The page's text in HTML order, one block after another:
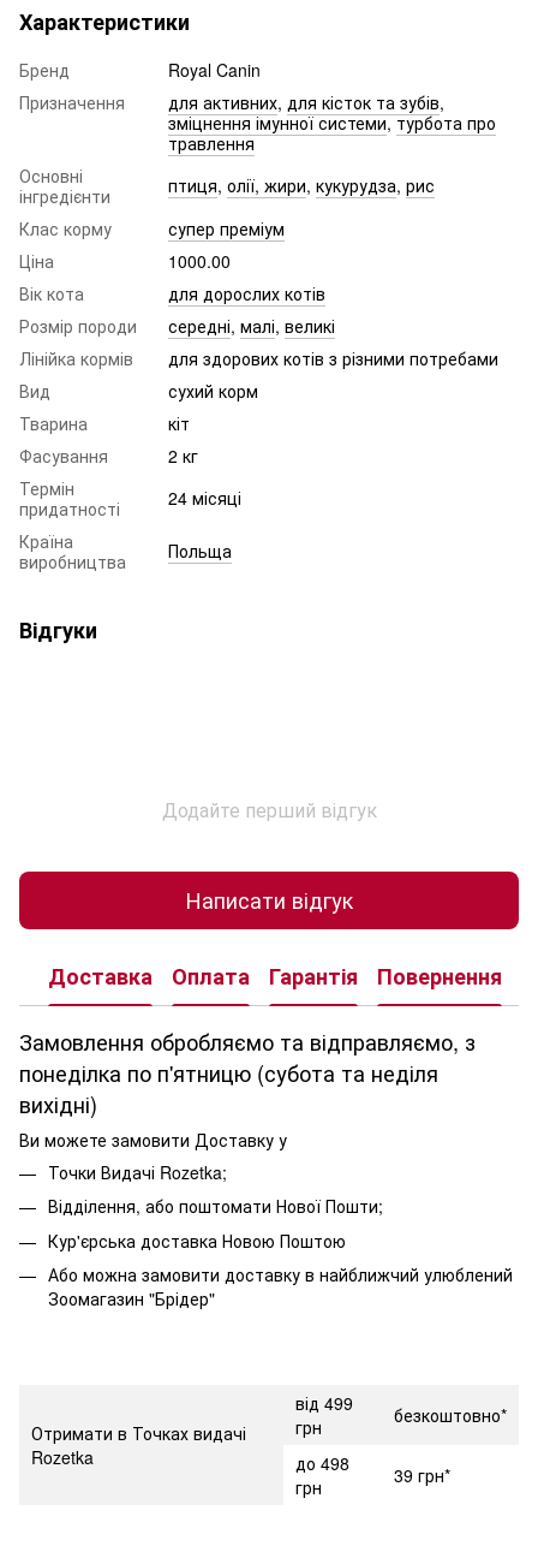
Характеристики
Бренд
Royal Canin
Призначення
для активних, для кісток та зубів,
зміцнення імунної системи,турбота про
травлення
Основні
інгредієнти
птиця, олії, жири, кукурудза, рис
Клас корму
супер преміум
Ціна
1000.00
Вік кота
для дорослих котів
Розмір породи
середні, малі, великі
Лінійка кормів
для здорових котів з різними потребами
Вид
сухий корм
Тварина
кіт
Фасування
2 кг
Термін
придатності
24 місяці
Країна
виробництва
Польща
Відгуки
Додайте перший відгук
Написати відгук
Доставка Оплата Гарантія Повернення
Замовлення обробляємо та відправляємо, з
понеділка по п'ятницю (субота та неділя
вихідні)
Ви можете замовити Доставку у
Точки Видачі Rozetka;
Відділення, або поштомати Нової Пошти;
Кур'єрська доставка Новою Поштою
Або можна замовити доставку в найближчий улюблений
Зоомагазин "Брідер"
Отримати в Точках видачі
Rozetka
від 499
грн
безкоштовно*
до 498
грн
39 грн*